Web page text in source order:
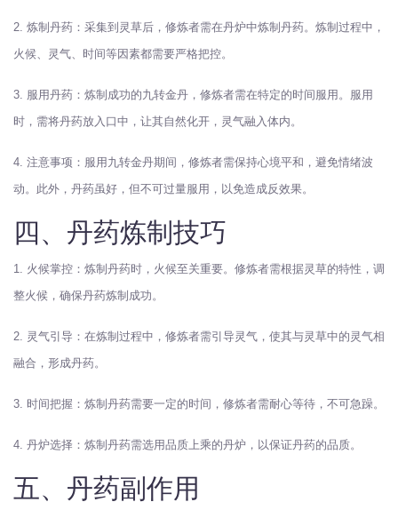
2. 炼制丹药：采集到灵草后，修炼者需在丹炉中炼制丹药。炼制过程中，
火候、灵气、时间等因素都需要严格把控。
3. 服用丹药：炼制成功的九转金丹，修炼者需在特定的时间服用。服用
时，需将丹药放入口中，让其自然化开，灵气融入体内。
4. 注意事项：服用九转金丹期间，修炼者需保持心境平和，避免情绪波
动。此外，丹药虽好，但不可过量服用，以免造成反效果。
四、丹药炼制技巧
1. 火候掌控：炼制丹药时，火候至关重要。修炼者需根据灵草的特性，调
整火候，确保丹药炼制成功。
2. 灵气引导：在炼制过程中，修炼者需引导灵气，使其与灵草中的灵气相
融合，形成丹药。
3. 时间把握：炼制丹药需要一定的时间，修炼者需耐心等待，不可急躁。
4. 丹炉选择：炼制丹药需选用品质上乘的丹炉，以保证丹药的品质。
五、丹药副作用